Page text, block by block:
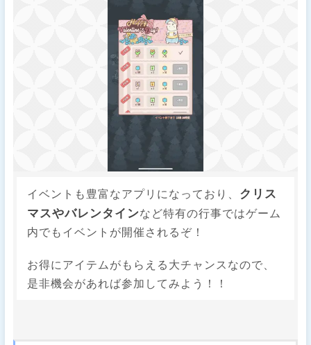
イベントも豊富なアプリになっており、 クリス
マスやバレンタインなど特有の行事ではゲーム
内でもイベントが開催されるぞ！
お得にアイテムがもらえる大チャンスなので、
是非機会があれば参加してみよう！！